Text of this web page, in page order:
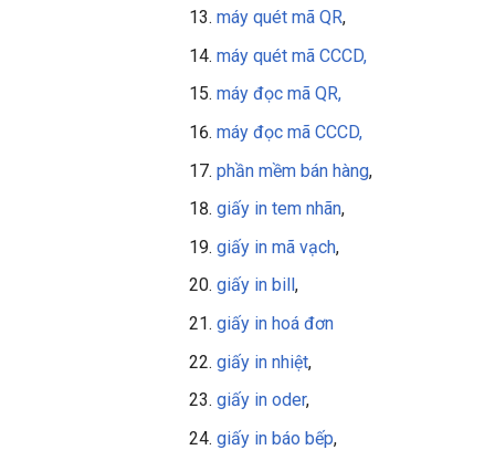
máy quét mã QR,
máy quét mã CCCD,
máy đọc mã QR,
máy đọc mã CCCD,
phần mềm bán hàng,
giấy in tem nhãn,
giấy in mã vạch,
giấy in bill ,
giấy in hoá đơn
giấy in nhiệt,
giấy in oder,
giấy in báo bếp,